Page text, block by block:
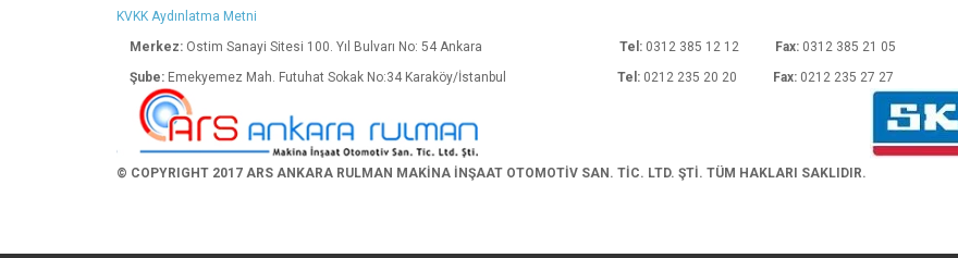
KVKK Aydınlatma Metni
Merkez: Ostim Sanayi Sitesi 100. Yıl Bulvarı No: 54 Ankara Tel: 0312 385 12 12 Fax: 0312 385 21 05
Şube: Emekyemez Mah. Futuhat Sokak No:34 Karaköy/İstanbul Tel: 0212 235 20 20 Fax: 0212 235 27 27
© COPYRIGHT 2017 ARS ANKARA RULMAN MAKİNA İNŞAAT OTOMOTİV SAN. TİC. LTD. ŞTİ. TÜM HAKLARI SAKLIDIR.